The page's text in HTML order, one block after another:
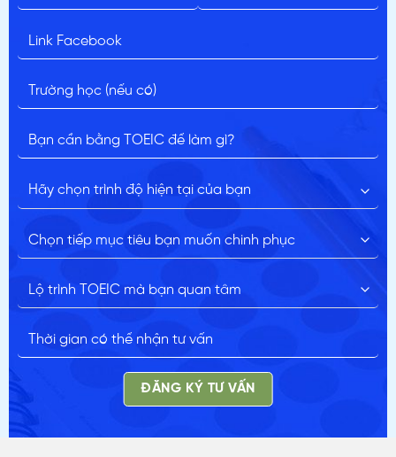
ĐĂNG KÝ TƯ VẤN